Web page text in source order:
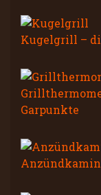
Kugelgrill –
Garpunkte